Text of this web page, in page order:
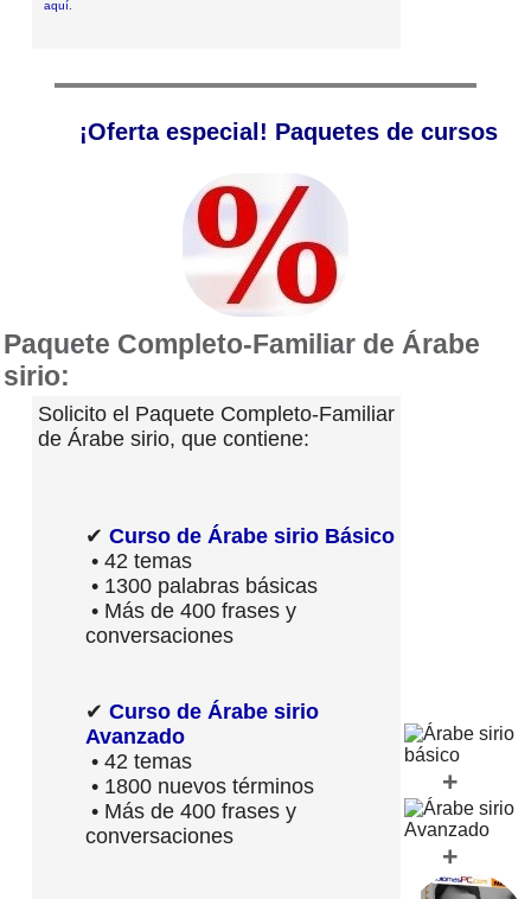
aquí.
¡Oferta especial! Paquetes de cursos
Paquete Completo-Familiar de Árabe
sirio:
Solicito el Paquete Completo-Familiar
de Árabe sirio, que contiene:
✔ Curso de Árabe sirio Básico
• 42 temas
• 1300 palabras básicas
• Más de 400 frases y
conversaciones
✔ Curso de Árabe sirio
Avanzado
• 42 temas
• 1800 nuevos términos
• Más de 400 frases y
conversaciones
+
+